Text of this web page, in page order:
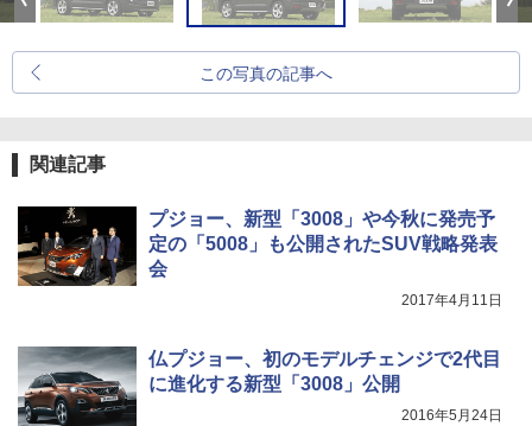
この写真の記事へ
関連記事
プジョー、新型「3008」や今秋に発売予
定の「5008」も公開されたSUV戦略発表
会
2017年4月11日
仏プジョー、初のモデルチェンジで2代目
に進化する新型「3008」公開
2016年5月24日